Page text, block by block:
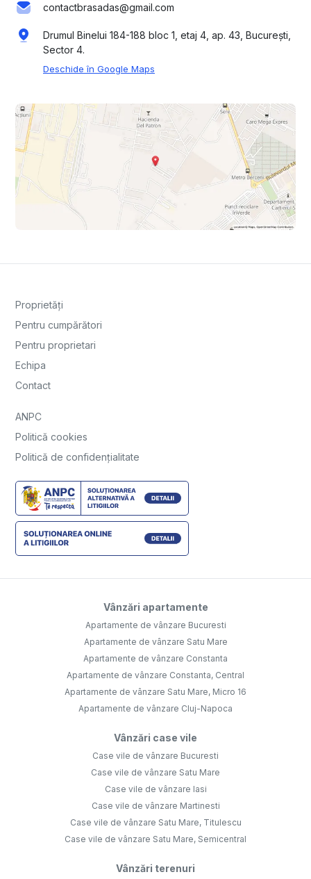
contactbrasadas@gmail.com
Drumul Binelui 184-188 bloc 1, etaj 4, ap. 43, București,
Sector 4.
Deschide în Google Maps
Proprietăți
Pentru cumpărători
Pentru proprietari
Echipa
Contact
ANPC
Politică cookies
Politică de confidențialitate
Vânzări apartamente
Apartamente de vânzare Bucuresti
Apartamente de vânzare Satu Mare
Apartamente de vânzare Constanta
Apartamente de vânzare Constanta, Central
Apartamente de vânzare Satu Mare, Micro 16
Apartamente de vânzare Cluj-Napoca
Vânzări case vile
Case vile de vânzare Bucuresti
Case vile de vânzare Satu Mare
Case vile de vânzare Iasi
Case vile de vânzare Martinesti
Case vile de vânzare Satu Mare, Titulescu
Case vile de vânzare Satu Mare, Semicentral
Vânzări terenuri